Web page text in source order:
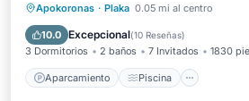
Apokoronas · Plaka 0.05 mi al centro
10.0 Excepcional(10 Reseñas)
3 Dormitorios 2 baños 7 Invitados 1830
Aparcamiento Piscina
Aparcamiento
Piscina
Balcón/Terraza